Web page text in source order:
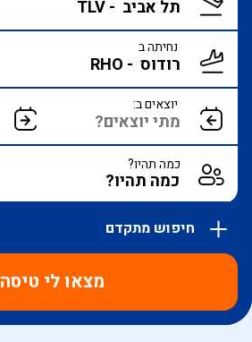
נחיתה ב
יוצאים ב:
כמה תהיו?
מצאו לי טיסה
אפשרויות
מוצגות